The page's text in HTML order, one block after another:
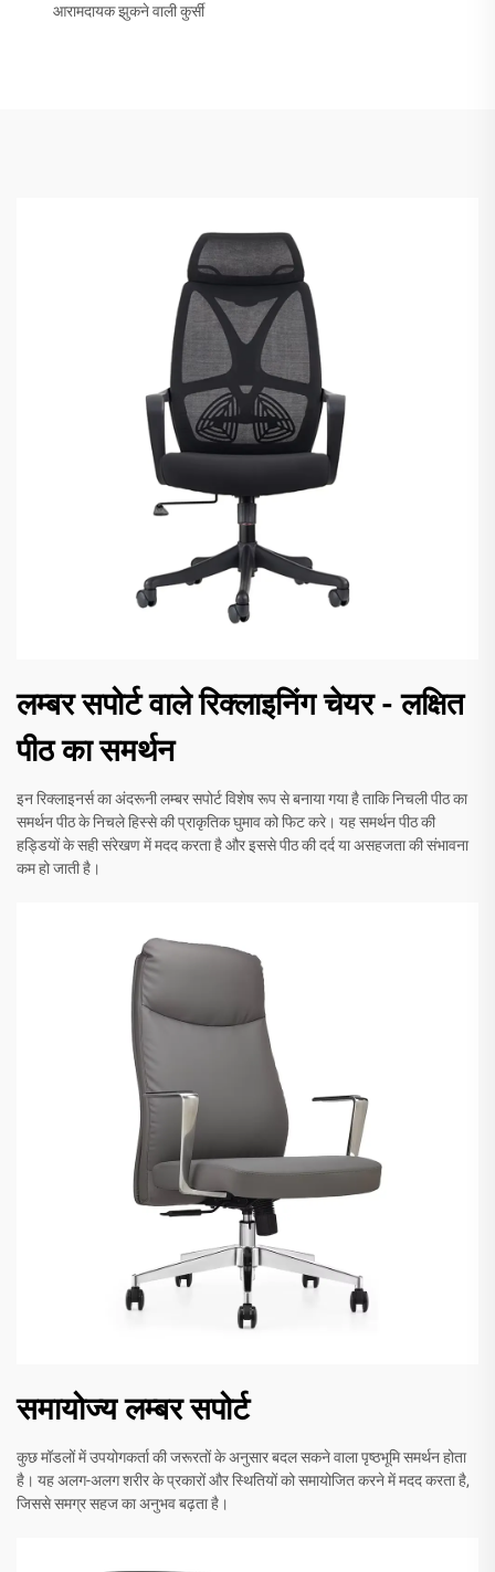
आरामदायक झुकने वाली कुर्सी
लम्बर सपोर्ट वाले रिक्लाइनिंग चेयर - लक्षित
पीठ का समर्थन
इन रिक्लाइनर्स का अंदरूनी लम्बर सपोर्ट विशेष रूप से बनाया गया है ताकि निचली पीठ का
समर्थन पीठ के निचले हिस्से की प्राकृतिक घुमाव को फिट करे। यह समर्थन पीठ की
हड्डियों के सही संरेखण में मदद करता है और इससे पीठ की दर्द या असहजता की संभावना
कम हो जाती है।
समायोज्य लम्बर सपोर्ट
कुछ मॉडलों में उपयोगकर्ता की जरूरतों के अनुसार बदल सकने वाला पृष्ठभूमि समर्थन होता
है। यह अलग-अलग शरीर के प्रकारों और स्थितियों को समायोजित करने में मदद करता है,
जिससे समग्र सहज का अनुभव बढ़ता है।